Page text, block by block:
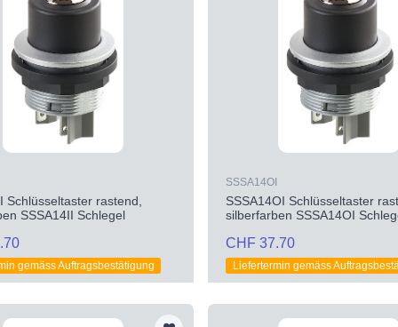
Schlüsseltaster rastend,
SSSA14II Schlegel
gemäss Auftragsbestätigung
SSSA14OI
SSSA14OI Schlüsseltaster
silberfarben SSSA14OI
CHF 37.70
Liefertermin gemäss